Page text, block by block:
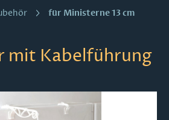
für Ministerne 13 cm
mit Kabelführung